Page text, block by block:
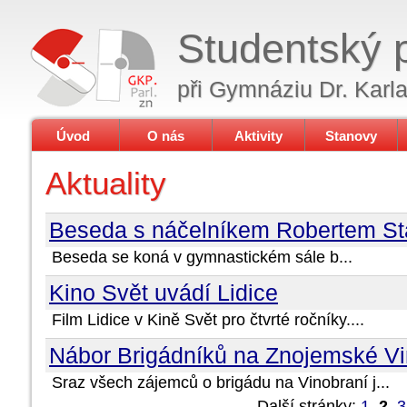
Studentský
při Gymnáziu Dr.
Úvod O nás Aktivity Stanovy
Aktuality
Beseda s náčelníkem Robertem
Beseda se koná v gymnastickém sále b...
Kino Svět uvádí Lidice
Film Lidice v Kině Svět pro čtvrté ročníky....
Nábor Brigádníků na Znojemské
Sraz všech zájemců o brigádu na Vinobraní j...